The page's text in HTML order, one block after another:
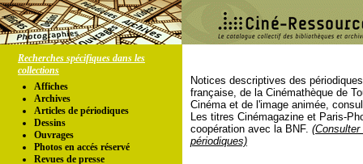
Recherches spécifiques dans les
collections
Affiches
Archives
Articles de périodiques
Dessins
Ouvrages
Photos en accés réservé
Revues de presse
Notices descriptives des
française, de la Cinémathèque de
Cinéma et de l'image animée,
Les titres Cinémagazine et Paris-
coopération avec la BNF.
périodiques)